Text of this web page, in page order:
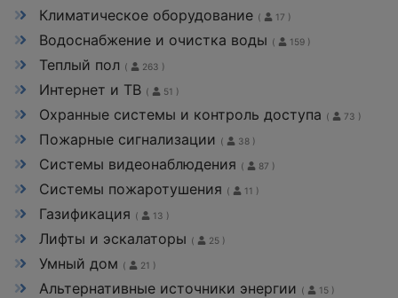
Климатическое оборудование ( 17 )
Водоснабжение и очистка воды ( 159 )
Теплый пол ( 263 )
Интернет и ТВ ( 51 )
Охранные системы и контроль доступа ( 73 )
Пожарные сигнализации ( 38 )
Системы видеонаблюдения ( 87 )
Системы пожаротушения ( 11 )
Газификация ( 13 )
Лифты и эскалаторы ( 25 )
Умный дом ( 21 )
Альтернативные источники энергии ( 15 )